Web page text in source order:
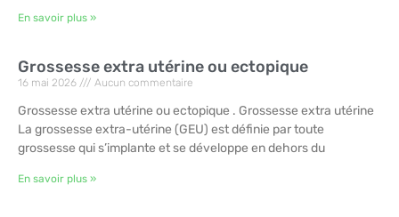
En savoir plus »
Grossesse extra utérine ou ectopique
16 mai 2026 Aucun commentaire
Grossesse extra utérine ou ectopique . Grossesse extra utérine
La grossesse extra-utérine (GEU) est définie par toute
grossesse qui s’implante et se développe en dehors du
En savoir plus »